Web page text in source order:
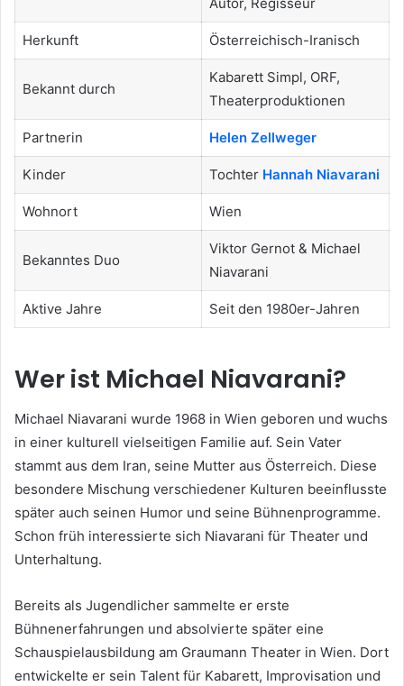
Herkunft Österreichisch-Iranisch
Bekannt durch
Kabarett Simpl, ORF,
Theaterproduktionen
Partnerin Helen Zellweger
Kinder Tochter Hannah Niavarani
Wohnort Wien
Bekanntes Duo
Viktor Gernot & Michael
Niavarani
Aktive Jahre Seit den 1980er-Jahren
Wer ist Michael Niavarani?
Michael Niavarani wurde 1968 in Wien geboren und wuchs
in einer kulturell vielseitigen Familie auf. Sein Vater
stammt aus dem Iran, seine Mutter aus Österreich. Diese
besondere Mischung verschiedener Kulturen beeinflusste
später auch seinen Humor und seine Bühnenprogramme.
Schon früh interessierte sich Niavarani für Theater und
Unterhaltung.
Bereits als Jugendlicher sammelte er erste
Bühnenerfahrungen und absolvierte später eine
Schauspielausbildung am Graumann Theater in Wien. Dort
entwickelte er sein Talent für Kabarett, Improvisation und